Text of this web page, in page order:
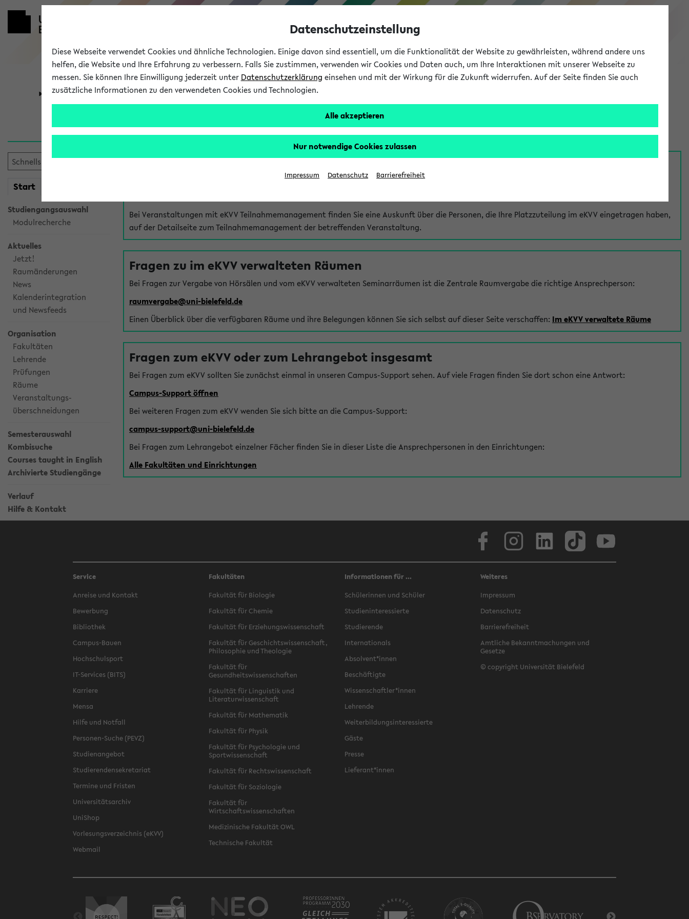
eKVV
Universität Forschung Studium
Start
Studiengangsauswahl
Modulrecherche
Aktuelles
Jetzt!
Raumänderungen
News
Kalenderintegration
und Newsfeeds
Organisation
Fakultäten
Lehrende
Prüfungen
Räume
Veranstaltungs-
überschneidungen
Semesterauswahl
Kombisuche
Courses taught in English
Archivierte Studiengänge
Verlauf
Hilfe & Kontakt
Hilfe & Kontakt
Bei Veranstaltungen mit eKVV Teilnahmemanagement finden Sie eine Auskunft über die Personen, die Ihre Platzzuteilung im eKVV eingetragen haben,
auf der Detailseite zum Teilnahmemanagement der betreffenden Veranstaltung.
Fragen zu im eKVV verwalteten Räumen
Bei Fragen zur Vergabe von Hörsälen und vom eKVV verwalteten Seminarräumen ist die Zentrale Raumvergabe die richtige Ansprechperson:
raumvergabe@uni-bielefeld.de
Einen Überblick über die verfügbaren Räume und ihre Belegungen können Sie sich selbst auf dieser Seite verschaffen: Im eKVV verwaltete Räume
Fragen zum eKVV oder zum Lehrangebot insgesamt
Bei Fragen zum eKVV sollten Sie zunächst einmal in unseren Campus-Support sehen. Auf viele Fragen finden Sie dort schon eine Antwort:
Campus-Support öffnen
Bei weiteren Fragen zum eKVV wenden Sie sich bitte an die Campus-Support:
campus-support@uni-bielefeld.de
Bei Fragen zum Lehrangebot einzelner Fächer finden Sie in dieser Liste die Ansprechpersonen in den Einrichtungen:
Alle Fakultäten und Einrichtungen
Service
Anreise und Kontakt
Bewerbung
Bibliothek
Campus-Bauen
Hochschulsport
IT-Services (BITS)
Karriere
Mensa
Hilfe und Notfall
Personen-Suche (PEVZ)
Studienangebot
Studierendensekretariat
Termine und Fristen
Universitätsarchiv
UniShop
Vorlesungsverzeichnis (eKVV)
Webmail
Fakultäten
Fakultät für Biologie
Fakultät für Chemie
Fakultät für Erziehungswissenschaft
Fakultät für Geschichtswissenschaft,
Philosophie und Theologie
Fakultät für
Gesundheitswissenschaften
Fakultät für Linguistik und
Literaturwissenschaft
Fakultät für Mathematik
Fakultät für Physik
Fakultät für Psychologie und
Sportwissenschaft
Fakultät für Rechtswissenschaft
Fakultät für Soziologie
Fakultät für
Wirtschaftswissenschaften
Medizinische Fakultät OWL
Technische Fakultät
Informationen für ...
Schülerinnen und Schüler
Studieninteressierte
Studierende
Internationals
Absolvent*innen
Beschäftigte
Wissenschaftler*innen
Lehrende
Weiterbildungsinteressierte
Gäste
Presse
Lieferant*innen
Weiteres
Impressum
Datenschutz
Barrierefreiheit
Amtliche Bekanntmachungen und
Gesetze
© copyright Universität Bielefeld
Datenschutzeinstellung
Diese Webseite verwendet Cookies und ähnliche Technologien. Einige davon sind essentiell, um die Funktionalität der Website zu gewährleisten, während andere uns
helfen, die Website und Ihre Erfahrung zu verbessern. Falls Sie zustimmen, verwenden wir Cookies und Daten auch, um Ihre Interaktionen mit unserer Webseite zu
messen. Sie können Ihre Einwilligung jederzeit unter Datenschutzerklärung einsehen und mit der Wirkung für die Zukunft widerrufen. Auf der Seite finden Sie auch
zusätzliche Informationen zu den verwendeten Cookies und Technologien.
Alle akzeptieren
Nur notwendige Cookies zulassen
Impressum Datenschutz Barrierefreiheit